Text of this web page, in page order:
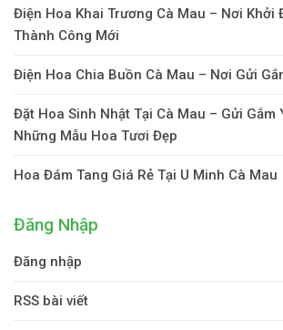
Điện Hoa Khai Trương Cà Mau – Nơi Khởi
Thành Công Mới
Điện Hoa Chia Buồn Cà Mau – Nơi Gửi
Đặt Hoa Sinh Nhật Tại Cà Mau – Gửi Gắm
Những Mẫu Hoa Tươi Đẹp
Hoa Đám Tang Giá Rẻ Tại U Minh Cà Mau
Đăng Nhập
Đăng nhập
RSS bài viết